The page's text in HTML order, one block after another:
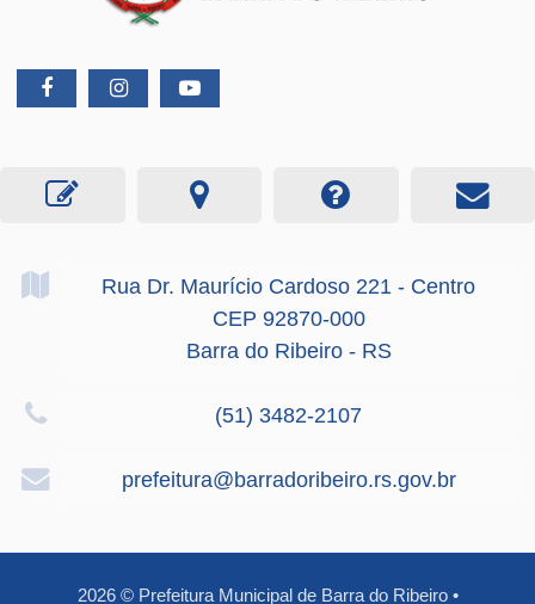
Rua Dr. Maurício Cardoso 221 - Centro
CEP 92870-000
Barra do Ribeiro - RS
(51) 3482-2107
prefeitura@barradoribeiro.rs.gov.br
2026 © Prefeitura Municipal de Barra do Ribeiro •